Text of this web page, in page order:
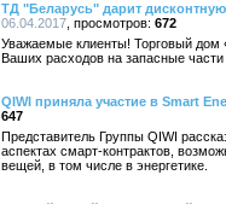
ТД "Беларусь" дарит
06.04.2017
672
Уважаемые клиенты! Торговый дом
Ваших расходов на запасные части
QIWI приняла участие в Smart
647
Представитель Группы QIWI
аспектах смарт-контрактов,
вещей, в том числе в энергетике.